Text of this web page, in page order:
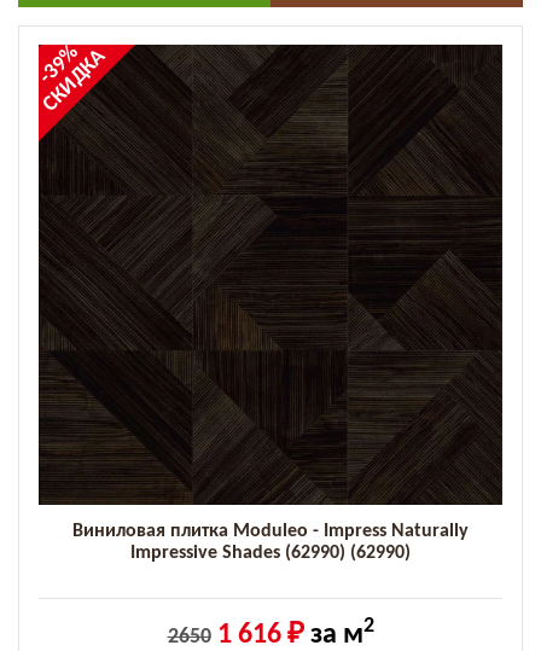
-39%
СКИДКА
Виниловая плитка Moduleo - Impress Naturally
Impressive Shades (62990) (62990)
2650 1 616 ₽за м2